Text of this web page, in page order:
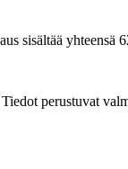
sisältää yhteensä
perustuvat